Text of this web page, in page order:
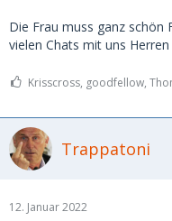
Die Frau muss ganz schön
vielen Chats mit uns
Krisscross, goodfellow,
Trappatoni
12. Januar 2022